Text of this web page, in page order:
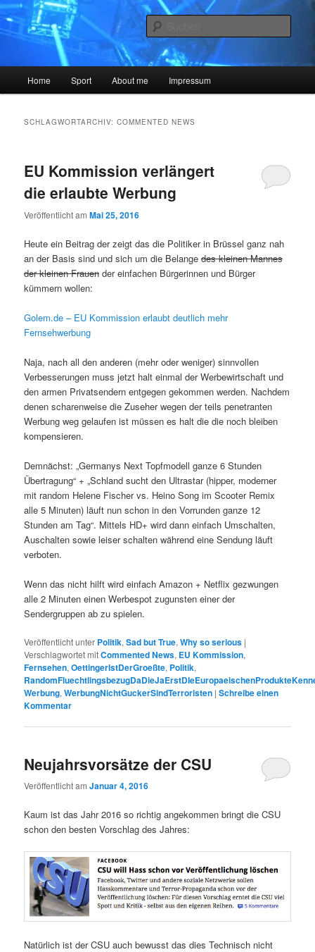
Zum
primären
Inhalt
Zum
sekundären
Inhalt
Sysiphos.de
The Blog is a lie
Home Sport About me Impressum
SCHLAGWORTARCHIV:COMMENTED NEWS
EU Kommission verlängert
die erlaubte Werbung
Veröffentlicht amMai 25, 2016
Heute ein Beitrag der zeigt das die Politiker in Brüssel ganz nah
an der Basis sind und sich um die Belangedes kleinen Mannes
der kleinen Frauen der einfachen Bürgerinnen und Bürger
kümmern wollen:
Golem.de – EU Kommission erlaubt deutlich mehr
Fernsehwerbung
Naja, nach all den anderen (mehr oder weniger) sinnvollen
Verbesserungen muss jetzt halt einmal der Werbewirtschaft und
den armen Privatsendern entgegen gekommen werden. Nachdem
denen scharenweise die Zuseher wegen der teils penetranten
Werbung weg gelaufen ist müssen es halt die die noch bleiben
kompensieren.
Demnächst: „Germanys Next Topfmodell ganze 6 Stunden
Übertragung“ + „Schland sucht den Ultrastar (hipper, moderner
mit random Helene Fischer vs. Heino Song im Scooter Remix
alle 5 Minuten) läuft nun schon in den Vorrunden ganze 12
Stunden am Tag“. Mittels HD+ wird dann einfach Umschalten,
Auschalten sowie leiser schalten während eine Sendung läuft
verboten.
Wenn das nicht hilft wird einfach Amazon + Netflix gezwungen
alle 2 Minuten einen Werbespot zugunsten einer der
Sendergruppen ab zu spielen.
Veröffentlicht unter Politik,Sad but True,Why so serious |
Verschlagwortet mitCommented News, EU Kommission,
Fernsehen,OettingerIstDerGroeßte, Politik,
Werbung,WerbungNichtGuckerSindTerroristen‬ |Schreibe einen
Kommentar
Neujahrsvorsätze der CSU
Veröffentlicht amJanuar 4, 2016
Kaum ist das Jahr 2016 so richtig angekommen bringt die CSU
schon den besten Vorschlag des Jahres:
Natürlich ist der CSU auch bewusst das dies Technisch nicht